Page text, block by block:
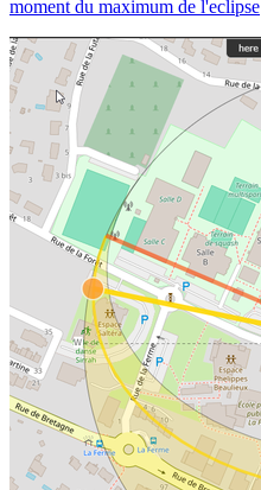
moment du maximum de l'eclipse